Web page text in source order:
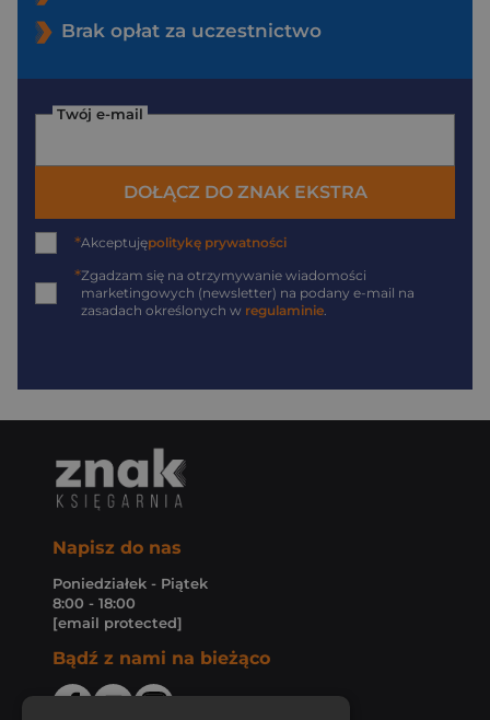
Brak opłat za uczestnictwo
Twój e-mail
DOŁĄCZ DO ZNAK EKSTRA
*Akceptujępolitykę prywatności
*Zgadzam się na otrzymywanie wiadomości
marketingowych (newsletter) na podany e-mail na
zasadach określonych w regulaminie.
Napisz do nas
Poniedziałek - Piątek
8:00 - 18:00
[email protected]
Bądź z nami na bieżąco